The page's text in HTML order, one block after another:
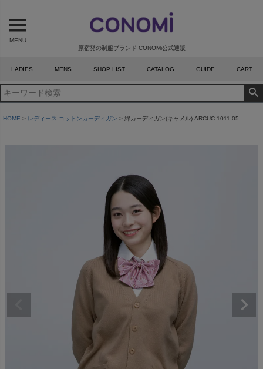
原宿発の制服ブランド CONOMi公式通販
MENU
LADIES MENS SHOP LIST CATALOG GUIDE CART
HOME レディース コットンカーディガン 綿カーディガン(キャメル) ARCUC-1011-05